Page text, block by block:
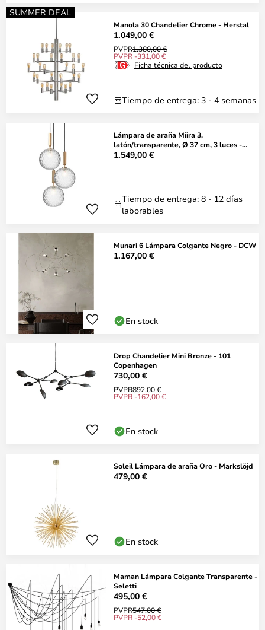
SUMMER DEAL
Manola 30 Chandelier Chrome - Herstal
1.049,00 €
PVPR1.380,00 €
PVPR -331,00 €
Ficha técnica del producto
Tiempo de entrega: 3 - 4 semanas
Lámpara de araña Miira 3,
latón/transparente, Ø 37 cm, 3 luces -
Nuura
1.549,00 €
Tiempo de entrega: 8 - 12 días
laborables
Munari 6 Lámpara Colgante Negro - DCW
1.167,00 €
En stock
Drop Chandelier Mini Bronze - 101
Copenhagen
730,00 €
PVPR892,00 €
PVPR -162,00 €
En stock
Soleil Lámpara de araña Oro - Markslöjd
479,00 €
En stock
Maman Lámpara Colgante Transparente -
Seletti
495,00 €
PVPR547,00 €
PVPR -52,00 €